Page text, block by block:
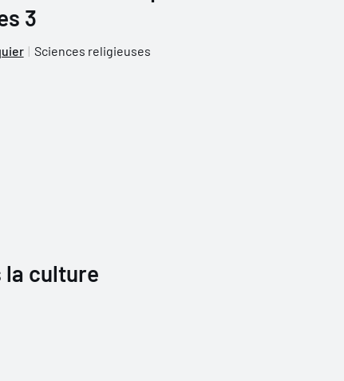
3
Sciences religieuses
la culture